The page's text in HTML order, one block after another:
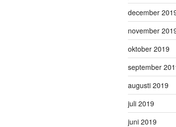
december
november
oktober 2019
september
augusti 2019
juli 2019
juni 2019